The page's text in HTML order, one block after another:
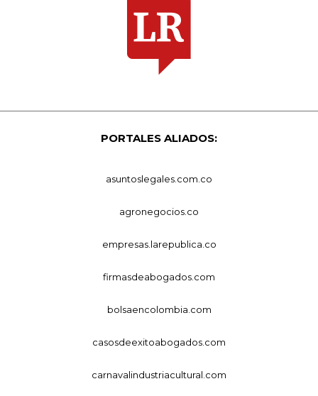
PORTALES ALIADOS:
asuntoslegales.com.co
agronegocios.co
empresas.larepublica.co
firmasdeabogados.com
bolsaencolombia.com
casosdeexitoabogados.com
carnavalindustriacultural.com